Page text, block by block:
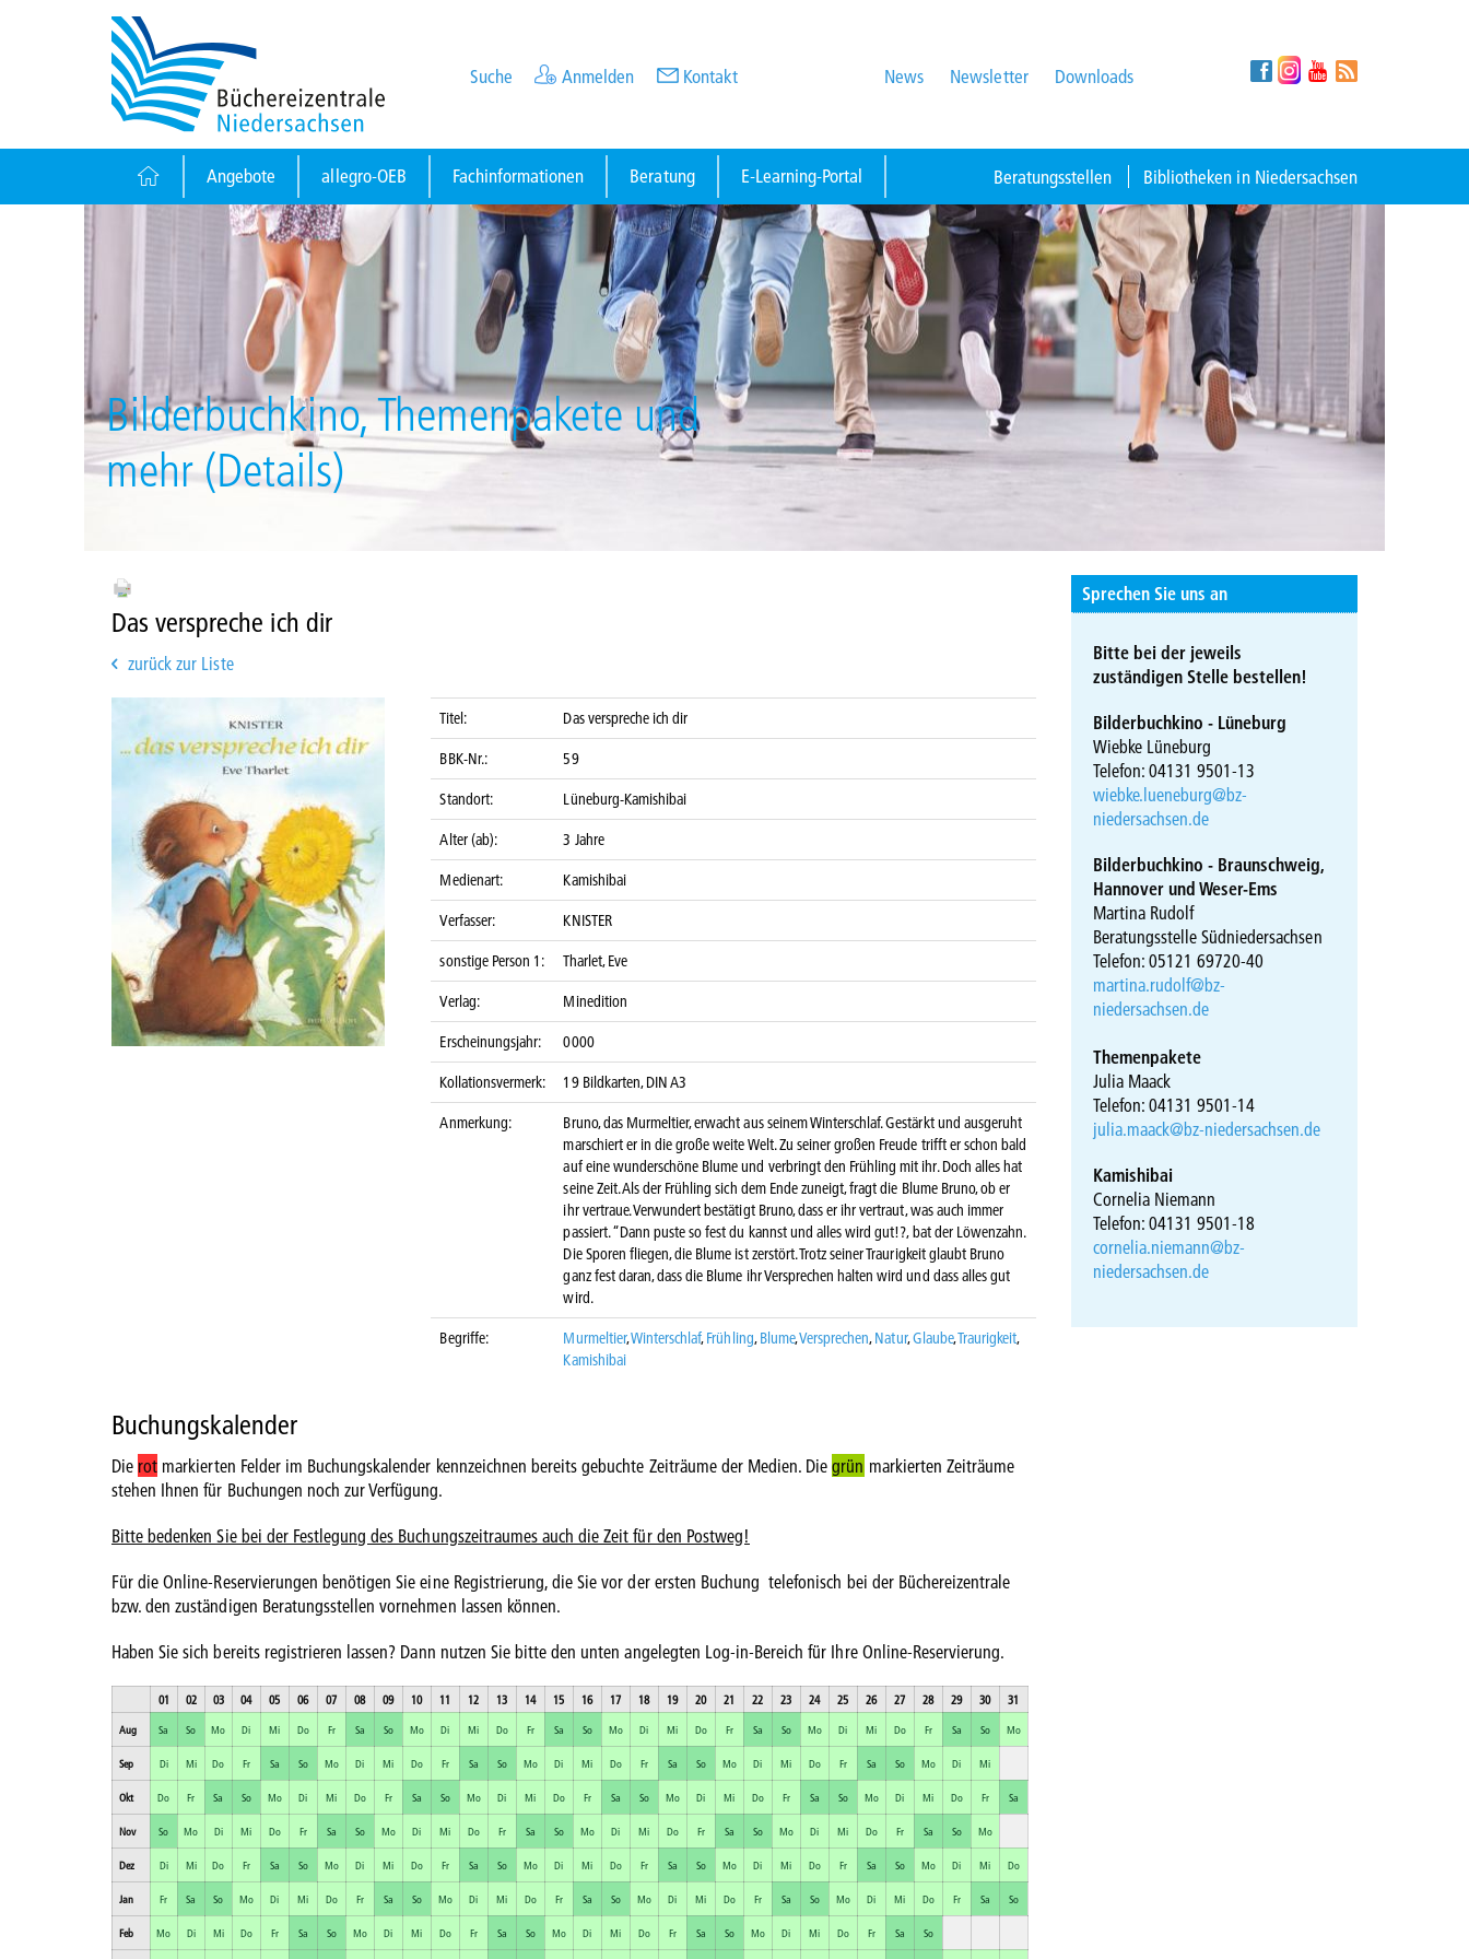
Suche Anmelden Kontakt News Newsletter Downloads
Angebote allegro-OEB Fachinformationen Beratung E-Learning-Portal Beratungsstellen Bibliotheken in Niedersachsen
Bilderbuchkino, Themenpakete und
mehr (Details)
Das verspreche ich dir
zurück zur Liste
Titel: Das verspreche ich dir
BBK-Nr.: 59
Standort: Lüneburg-Kamishibai
Alter (ab): 3 Jahre
Medienart: Kamishibai
Verfasser: KNISTER
sonstige Person 1: Tharlet, Eve
Verlag: Minedition
Erscheinungsjahr: 0000
Kollationsvermerk: 19 Bildkarten, DIN A3
Anmerkung:
Bruno, das Murmeltier, erwacht aus seinem Winterschlaf. Gestärkt und ausgeruht
marschiert er in die große weite Welt. Zu seiner großen Freude trifft er schon bald
auf eine wunderschöne Blume und verbringt den Frühling mit ihr. Doch alles hat
seine Zeit. Als der Frühling sich dem Ende zuneigt, fragt die Blume Bruno, ob er
ihr vertraue. Verwundert bestätigt Bruno, dass er ihr vertraut, was auch immer
passiert. “Dann puste so fest du kannst und alles wird gut!?, bat der Löwenzahn.
Die Sporen fliegen, die Blume ist zerstört. Trotz seiner Traurigkeit glaubt Bruno
ganz fest daran, dass die Blume ihr Versprechen halten wird und dass alles gut
wird.
Begriffe: Murmeltier,Winterschlaf,Frühling,Blume,Versprechen,Natur,Glaube,Traurigkeit,
Kamishibai
Buchungskalender
Die rot markierten Felder im Buchungskalender kennzeichnen bereits gebuchte Zeiträume der Medien. Diegrün markierten Zeiträume
stehen Ihnen für Buchungen noch zur Verfügung.
Bitte bedenken Sie bei der Festlegung des Buchungszeitraumes auch die Zeit für den Postweg!
Für die Online-Reservierungen benötigen Sie eine Registrierung, die Sie vor der ersten Buchung telefonisch bei der Büchereizentrale
bzw. den zuständigen Beratungsstellen vornehmen lassen können.
Haben Sie sich bereits registrieren lassen? Dann nutzen Sie bitte den unten angelegten Log-in-Bereich für Ihre Online-Reservierung.
01 02 03 04 05 06 07 08 09 10 11 12 13 14 15 16 17 18 19 20 21 22 23 24 25 26 27 28 29 30 31
Aug Sa So Mo Di Mi Do Fr Sa So Mo Di Mi Do Fr Sa So Mo Di Mi Do Fr Sa So Mo Di Mi Do Fr Sa So Mo
Sep Di Mi Do Fr Sa So Mo Di Mi Do Fr Sa So Mo Di Mi Do Fr Sa So Mo Di Mi Do Fr Sa So Mo Di Mi
Okt Do Fr Sa So Mo Di Mi Do Fr Sa So Mo Di Mi Do Fr Sa So Mo Di Mi Do Fr Sa So Mo Di Mi Do Fr Sa
Nov So Mo Di Mi Do Fr Sa So Mo Di Mi Do Fr Sa So Mo Di Mi Do Fr Sa So Mo Di Mi Do Fr Sa So Mo
Dez Di Mi Do Fr Sa So Mo Di Mi Do Fr Sa So Mo Di Mi Do Fr Sa So Mo Di Mi Do Fr Sa So Mo Di Mi Do
Jan Fr Sa So Mo Di Mi Do Fr Sa So Mo Di Mi Do Fr Sa So Mo Di Mi Do Fr Sa So Mo Di Mi Do Fr Sa So
Feb Mo Di Mi Do Fr Sa So Mo Di Mi Do Fr Sa So Mo Di Mi Do Fr Sa So Mo Di Mi Do Fr Sa So
Sprechen Sie uns an
Bitte bei der jeweils
zuständigen Stelle bestellen!
Bilderbuchkino - Lüneburg
Wiebke Lüneburg
Telefon: 04131 9501-13
wiebke.lueneburg@bz-
niedersachsen.de
Bilderbuchkino - Braunschweig,
Hannover und Weser-Ems
Martina Rudolf
Beratungsstelle Südniedersachsen
Telefon: 05121 69720-40
martina.rudolf@bz-
niedersachsen.de
Themenpakete
Julia Maack
Telefon: 04131 9501-14
julia.maack@bz-niedersachsen.de
Kamishibai
Cornelia Niemann
Telefon: 04131 9501-18
cornelia.niemann@bz-
niedersachsen.de